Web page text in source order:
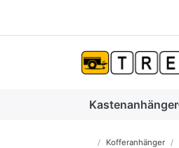
Kastenanhänger
Startseite
Kofferanhänger